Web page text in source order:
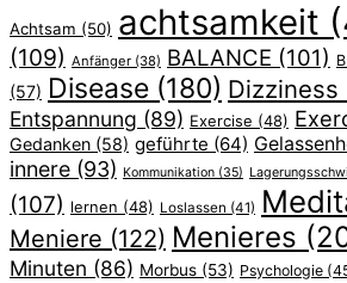
Achtsam (50) achtsamkeit
(109) Anfänger (38) BALANCE (101)
(57) Disease (180) Dizziness
Entspannung (89) Exercise (48)
Gedanken (58) geführte (64)
innere (93) Kommunikation (35)
(107) lernen (48) Loslassen (41)
Meniere (122) Menieres
Minuten (86) Morbus (53) Psychologie